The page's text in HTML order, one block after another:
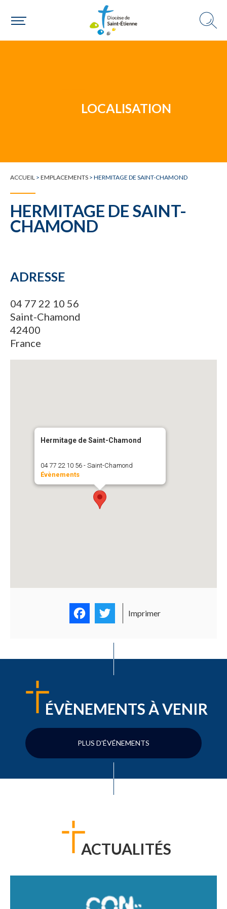
LOCALISATION
ACCUEIL > EMPLACEMENTS > HERMITAGE DE SAINT-CHAMOND
HERMITAGE DE SAINT-
CHAMOND
ADRESSE
04 77 22 10 56
Saint-Chamond
42400
France
Hermitage de Saint-Chamond
04 77 22 10 56 - Saint-Chamond
Évènements
FacebookTwitter
Imprimer
ÉVÈNEMENTS À VENIR
PLUS D'ÉVÉNEMENTS
ACTUALITÉS